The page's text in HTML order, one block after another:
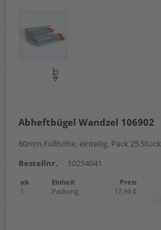
Abheftbügel Wandzel 106902
60mm Füllhöhe, einteilig, Pack 25 Stück
Bestellnr.
10254041
ab Einheit
Preis
1
Packung 17,99 €